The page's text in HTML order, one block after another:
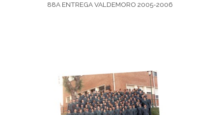
88A ENTREGA VALDEMORO 2005-2006